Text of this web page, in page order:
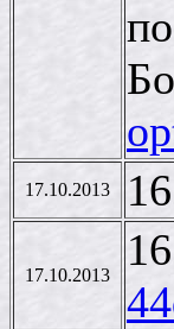
17.10.2013
17.10.2013